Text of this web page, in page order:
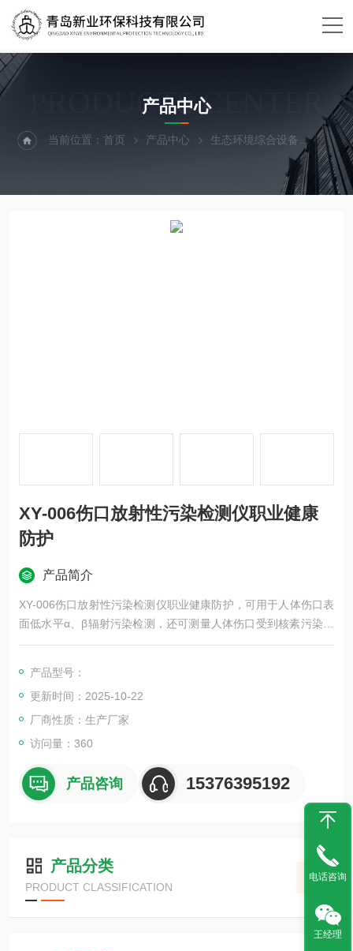
PRODUCTS CENTER
产品中心
当前位置：首页 产品中心 生态环境综合设备 辐射
XY-006伤口放射性污染检测仪职业健康
防护
产品简介
XY-006伤口放射性污染检测仪职业健康防护，可用于人体伤口表
面低水平α、β辐射污染检测，还可测量人体伤口受到核素污染后
的外照射γ剂量率水平。具有良好的探测效率、较高的可靠性和方
记录存储，并由计算机通讯获取。
产品型号：
更新时间：2025-10-22
厂商性质：生产厂家
访问量：360
产品咨询 15376395192
产品分类
PRODUCT CLASSIFICATION
电话咨询
王经理